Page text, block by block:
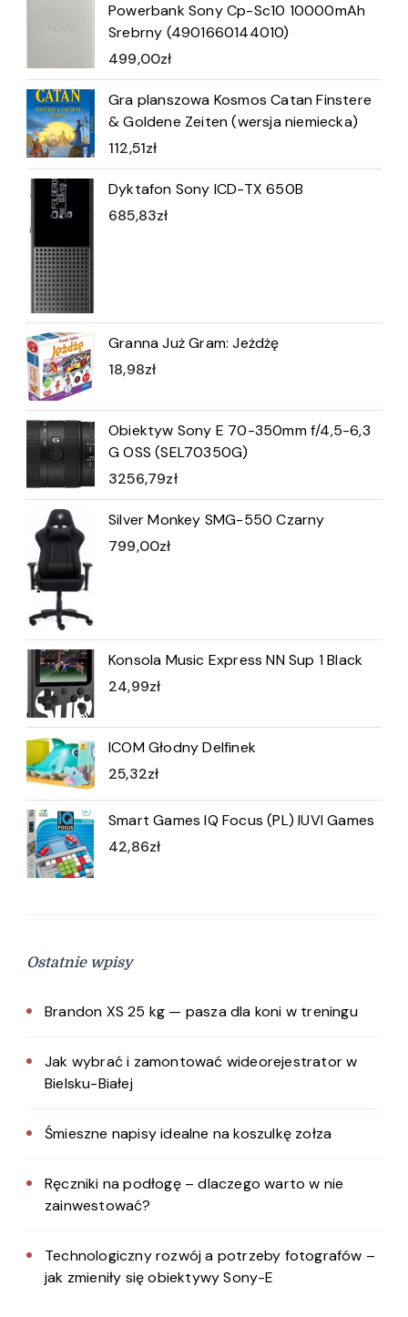
Powerbank Sony Cp-Sc10 10000mAh
Srebrny (4901660144010)
499,00zł
Gra planszowa Kosmos Catan Finstere
& Goldene Zeiten (wersja niemiecka)
112,51zł
Dyktafon Sony ICD-TX 650B
685,83zł
Granna Już Gram: Jeżdżę
18,98zł
Obiektyw Sony E 70-350mm f/4,5-6,3
G OSS (SEL70350G)
3256,79zł
Silver Monkey SMG-550 Czarny
799,00zł
Konsola Music Express NN Sup 1 Black
24,99zł
ICOM Głodny Delfinek
25,32zł
Smart Games IQ Focus (PL) IUVI Games
42,86zł
Ostatnie wpisy
Brandon XS 25 kg — pasza dla koni w treningu
Jak wybrać i zamontować wideorejestrator w
Bielsku-Białej
Śmieszne napisy idealne na koszulkę zołza
Ręczniki na podłogę – dlaczego warto w nie
zainwestować?
Technologiczny rozwój a potrzeby fotografów –
jak zmieniły się obiektywy Sony-E